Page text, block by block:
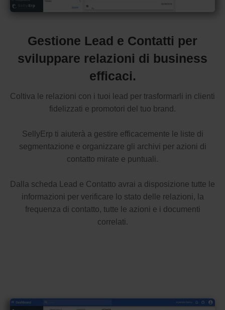
Gestione Lead e Contatti per
sviluppare relazioni di business
efficaci.
Coltiva le relazioni con i tuoi lead per trasformarli in clienti
fidelizzati e promotori del tuo brand.
SellyErp ti aiuterà a gestire efficacemente le liste di
segmentazione e organizzare gli archivi per azioni di
contatto mirate e puntuali.
Dalla scheda Lead e Contatto avrai a disposizione tutte le
informazioni per verificare lo stato delle relazioni, la
frequenza di contatto, tutte le azioni e i documenti
correlati.